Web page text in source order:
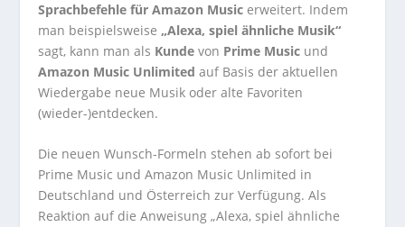
Sprachbefehle für Amazon Music erweitert. Indem
man beispielsweise„Alexa, spiel ähnliche Musik“
sagt, kann man als Kunde von Prime Music und
Amazon Music Unlimited auf Basis der aktuellen
Wiedergabe neue Musik oder alte Favoriten
(wieder-)entdecken.
Die neuen Wunsch-Formeln stehen ab sofort bei
Prime Music und Amazon Music Unlimited in
Deutschland und Österreich zur Verfügung. Als
Reaktion auf die Anweisung „Alexa, spiel ähnliche